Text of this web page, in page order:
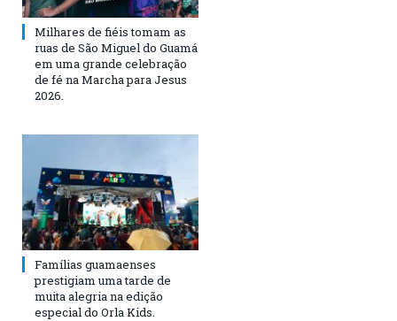
Milhares de fiéis tomam as
ruas de São Miguel do Guamá
em uma grande celebração
de fé na Marcha para Jesus
2026.
Famílias guamaenses
prestigiam uma tarde de
muita alegria na edição
especial do Orla Kids.